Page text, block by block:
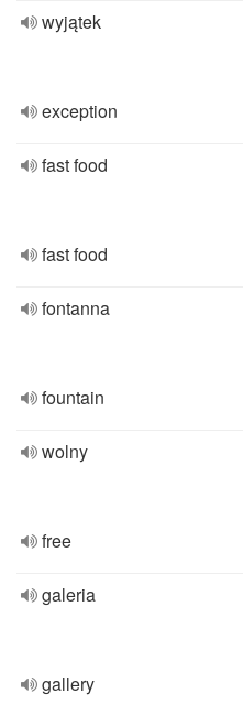
wyjątek
exception
fast food
fast food
fontanna
fountain
wolny
free
galeria
gallery